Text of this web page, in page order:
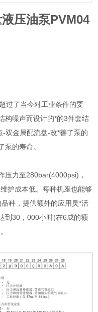
压油泵PVM04
过了当今对工业条件的要
构噪声而设计的*的3件套结
双金属配流盘-改*善了泵的
泵的寿命。
压力至280bar(4000psi)，
护成本低。每种机座也能够
种，提供额外的应用灵*活
到30，000小时(在6成的额